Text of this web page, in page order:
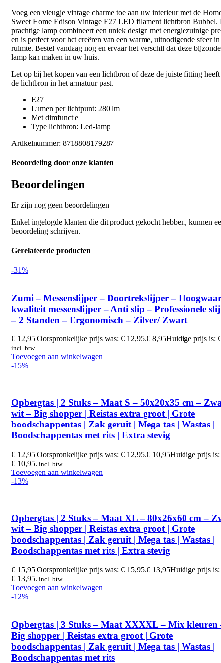
Voeg een vleugje vintage charme toe aan uw interieur met de
Sweet Home Edison Vintage E27 LED filament lichtbron Bubbel.
prachtige lamp combineert een uniek design met energiezuinige
en is perfect voor het creëren van een warme, uitnodigende sfeer
ruimte. Bestel vandaag nog en ervaar het verschil dat deze
lamp kan maken in uw huis.
Let op bij het kopen van een lichtbron of deze de juiste fitting
de lichtbron in het armatuur past.
E27
Lumen per lichtpunt: 280 lm
Met dimfunctie
Type lichtbron: Led-lamp
Artikelnummer: 8718808179287
Beoordeling door onze klanten
Beoordelingen
Er zijn nog geen beoordelingen.
Enkel ingelogde klanten die dit product gekocht hebben, kunnen
beoordeling schrijven.
Gerelateerde producten
-31%
Zumi – Messenslijper – Doortrekslijper –
kwaliteit messenslijper – Anti slip – Professionele
– 2 Standen – Ergonomisch – Zilver/ Zwart
€12,95 Oorspronkelijke prijs was: € 12,95.€ 8,95Huidige prijs is:
incl. btw
Toevoegen aan winkelwagen
-15%
Opbergtas | 2 Stuks – Maat S – 50x20x35 cm –
wit – Big shopper | Reistas extra groot | Grote
boodschappentas | Zak geruit | Mega tas | Wastas |
Boodschappentas met rits | Extra stevig
€12,95 Oorspronkelijke prijs was: € 12,95.€ 10,95Huidige prijs is:
€ 10,95. incl. btw
Toevoegen aan winkelwagen
-13%
Opbergtas | 2 Stuks – Maat XL – 80x26x60 cm –
wit – Big shopper | Reistas extra groot | Grote
boodschappentas | Zak geruit | Mega tas | Wastas |
Boodschappentas met rits | Extra stevig
€15,95 Oorspronkelijke prijs was: € 15,95.€ 13,95Huidige prijs is:
€ 13,95. incl. btw
Toevoegen aan winkelwagen
-12%
Opbergtas | 3 Stuks – Maat XXXXL – Mix kleuren
Big shopper | Reistas extra groot | Grote
boodschappentas | Zak geruit | Mega tas | Wastas |
Boodschappentas met rits